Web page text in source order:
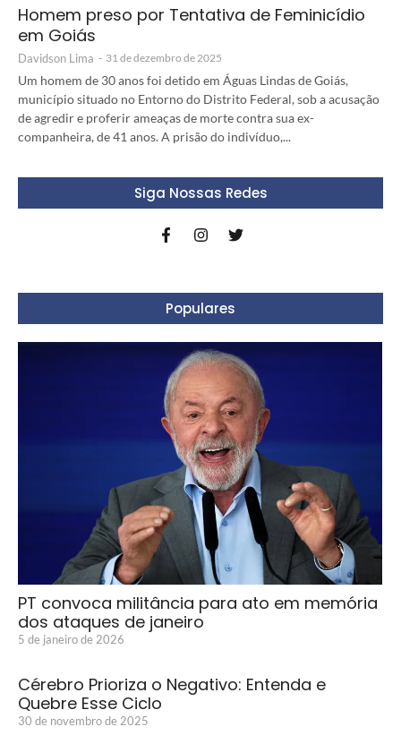
Homem preso por Tentativa de Feminicídio
em Goiás
Davidson Lima - 31 de dezembro de 2025
Um homem de 30 anos foi detido em Águas Lindas de Goiás,
município situado no Entorno do Distrito Federal, sob a acusação
de agredir e proferir ameaças de morte contra sua ex-
companheira, de 41 anos. A prisão do indivíduo,...
Siga Nossas Redes
Populares
PT convoca militância para ato em memória
dos ataques de janeiro
5 de janeiro de 2026
Cérebro Prioriza o Negativo: Entenda e
Quebre Esse Ciclo
30 de novembro de 2025